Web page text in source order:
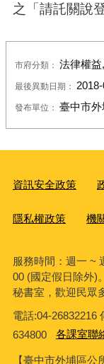
之「請託關說
市府分類： 法律權
最後異動日期：
發布單位： 臺中市外
資訊安全政策
隱私權政策 機
服務時間：週一 ~
00 (國定假日除外)
秘書室，歡迎民眾
電話:04-26832216
634800
各課室聯
【臺中市外埔區